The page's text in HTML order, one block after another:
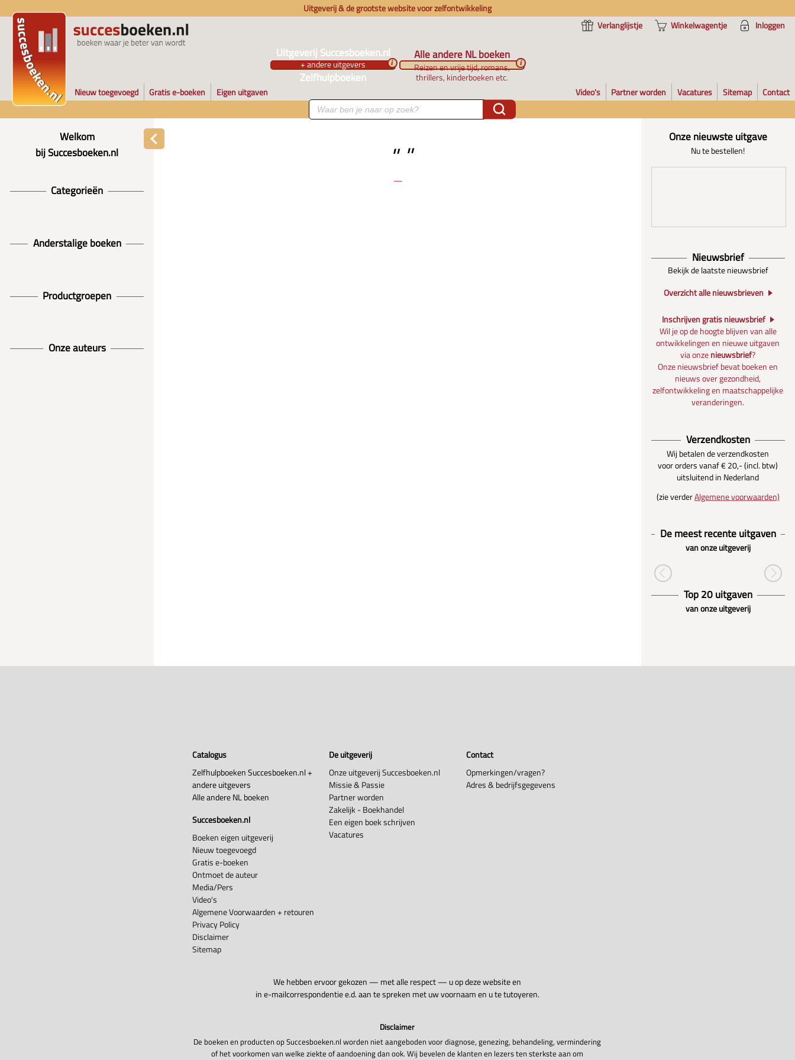
Uitgeverij & de grootste website voor zelfontwikkeling
Verlanglijstje
Winkelwagentje Inloggen
Uitgeverij Succesboeken.nl
+ andere uitgevers
Zelfhulpboeken
i
Alle andere NL boeken
Reizen en vrije tijd, romans,
thrillers, kinderboeken etc.
i
Nieuw toegevoegd Gratis e-boeken Eigen uitgaven Video's Partner worden Vacatures Sitemap Contact
Welkom
bij Succesboeken.nl
Categorieën
Anderstalige boeken
Productgroepen
Onze auteurs
Onze nieuwste uitgave
Nu te bestellen!
Nieuwsbrief
Bekijk de laatste nieuwsbrief
Overzicht alle nieuwsbrieven
Inschrijven gratis nieuwsbrief
Wil je op de hoogte blijven van alle
ontwikkelingen en nieuwe uitgaven
via onzenieuwsbrief?
Onze nieuwsbrief bevat boeken en
nieuws over gezondheid,
zelfontwikkeling en maatschappelijke
veranderingen.
Verzendkosten
Wij betalen de verzendkosten
voor orders vanaf € 20,- (incl. btw)
uitsluitend in Nederland
(zie verderAlgemene voorwaarden)
De meest recente uitgaven
van onze uitgeverij
Top 20 uitgaven
van onze uitgeverij
Catalogus
Zelfhulpboeken Succesboeken.nl +
andere uitgevers
Alle andere NL boeken
Succesboeken.nl
Boeken eigen uitgeverij
Nieuw toegevoegd
Gratis e-boeken
Ontmoet de auteur
Media/Pers
Video's
Algemene Voorwaarden + retouren
Privacy Policy
Disclaimer
Sitemap
De uitgeverij
Onze uitgeverij Succesboeken.nl
Missie & Passie
Partner worden
Zakelijk - Boekhandel
Een eigen boek schrijven
Vacatures
Contact
Opmerkingen/vragen?
Adres & bedrijfsgegevens
We hebben ervoor gekozen — met alle respect — u op deze website en
in e-mailcorrespondentie e.d. aan te spreken met uw voornaam en u te tutoyeren.
Disclaimer
De boeken en producten op Succesboeken.nl worden niet aangeboden voor diagnose, genezing, behandeling, vermindering
of het voorkomen van welke ziekte of aandoening dan ook. Wij bevelen de klanten en lezers ten sterkste aan om